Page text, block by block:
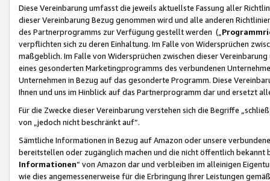
Diese Vereinbarung umfasst die jeweils aktuellste Fassung aller
dieser Vereinbarung Bezug genommen wird und alle anderen
des Partnerprogramms zur Verfügung gestellt werden („
verpflichten sich zu deren Einhaltung. Im Falle von Widersprüchen
maßgeblich. Im Falle von Widersprüchen zwischen dieser
eines gesonderten Marketingprogramms des verbundenen
Unternehmen in Bezug auf das gesonderte Programm. Diese
Ihnen und uns im Hinblick auf das Partnerprogramm dar und ersetzt
Für die Zwecke dieser Vereinbarung verstehen sich die Begriffe
von „jedoch nicht beschränkt auf“.
Sämtliche Informationen in Bezug auf Amazon oder unsere
bereitstellen oder zugänglich machen und die nicht öffentlich
Informationen“ von Amazon dar und verbleiben im alleinigen
wie dies angemessenerweise für die Erbringung Ihrer Leistungen